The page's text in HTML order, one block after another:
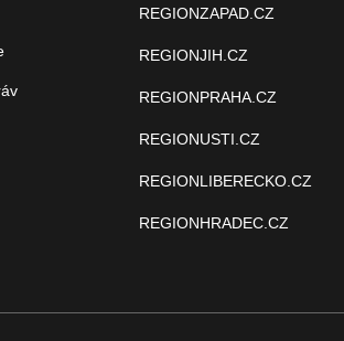
REGIONZAPAD.CZ
REGIONJIH.CZ
REGIONPRAHA.CZ
REGIONUSTI.CZ
REGIONLIBERECKO.CZ
REGIONHRADEC.CZ